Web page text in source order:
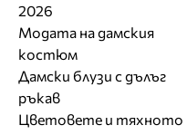
2026
Модата на дамския
костюм
Дамски блузи с дълъг
ръкав
Цветовете и тяхното